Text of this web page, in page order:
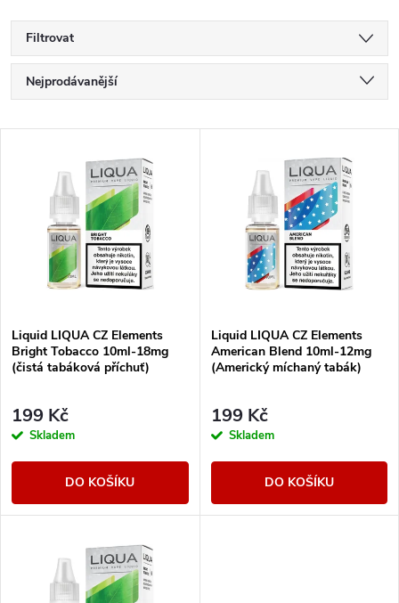
Filtrovat
Ř
a
p
r
o
u
Nejprodávanější
Nejdražší
Abecedně
s
p
r
o
d
Liquid LIQUA CZ Elements
Bright Tobacco 10ml-18mg
(čistá tabáková příchuť)
199 Kč
Skladem
DO KOŠÍKU
Liquid LIQUA CZ Elements
American Blend 10ml-12mg
(Americký míchaný tabák)
199 Kč
Skladem
DO KOŠÍKU